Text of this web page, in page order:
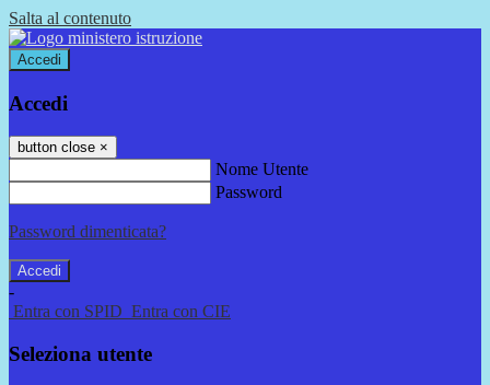
Salta al contenuto
Accedi
Accedi
button close ×
Nome Utente
Password
Password dimenticata?
-
Entra con SPID Entra con CIE
Seleziona utente